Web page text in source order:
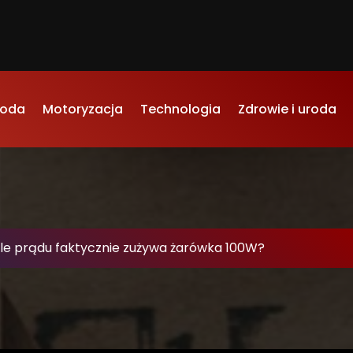
Motoryzacja Technologia Zdrowie i uroda
prądu faktycznie zużywa żarówka 100W?